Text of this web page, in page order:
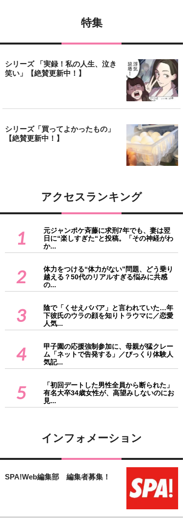
特集
シリーズ 「実録！私の人生、泣き
笑い」【絶賛更新中！】
シリーズ「買ってよかったもの」
【絶賛更新中！】
アクセスランキング
1
元ジャンポケ斉藤に求刑7年でも、妻は翌
日に“楽しすぎた“と投稿。「その神経がわ
か...
2
体力をつける“体力がない”問題、どう乗り
越える？50代のリアルすぎる悩みに共感
の...
3
陰で「くせえババア」と言われていた…年
下彼氏のウラの顔を知りトラウマに／恋愛
人気...
4
甲子園の応援強制参加に、母親が猛クレー
ム「ネットで告発する」／びっくり体験人
気記...
5
「初回デートした男性全員から断られた」
有名大卒34歳女性が、高望みしないのにお
見...
インフォメーション
SPA!Web編集部 編集者募集！